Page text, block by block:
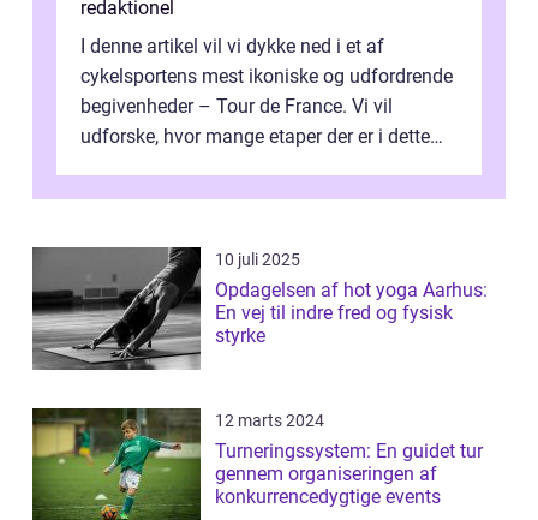
redaktionel
I denne artikel vil vi dykke ned i et af
cykelsportens mest ikoniske og udfordrende
begivenheder – Tour de France. Vi vil
udforske, hvor mange etaper der er i dette
10 juli 2025
Opdagelsen af hot yoga Aarhus:
En vej til indre fred og fysisk
styrke
12 marts 2024
Turneringssystem: En guidet tur
gennem organiseringen af
konkurrencedygtige events